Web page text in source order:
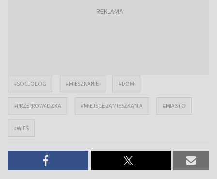
#SOCJOLOG #MIESZKANIE #DOM
#PRZEPROWADZKA #MIEJSCE ZAMIESZKANIA #MIASTO
#WIEŚ